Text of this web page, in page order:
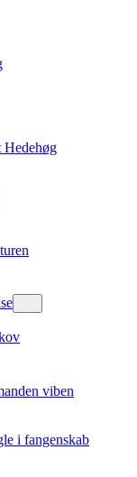
Hedehøg
viben
i fangenskab